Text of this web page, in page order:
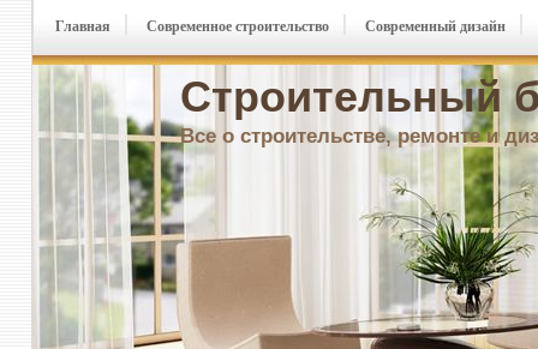
Строительный
Все о строительстве, ремонте и
Главная Современное строительство Современный дизайн